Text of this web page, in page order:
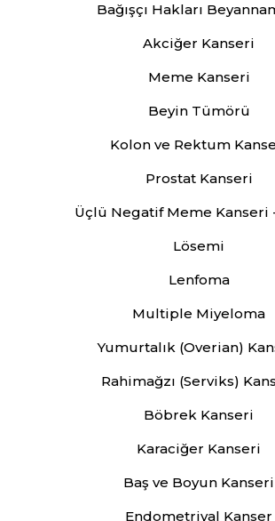
Bağışçı Hakları
Akciğer Kanseri
Meme Kanseri
Beyin Tümörü
Kolon ve Rektum
Prostat Kanseri
Üçlü Negatif Meme Kanseri
Lösemi
Lenfoma
Multiple Miyeloma
Yumurtalık (Overian)
Rahimağzı (Serviks)
Böbrek Kanseri
Karaciğer Kanseri
Baş ve Boyun Kanseri
Endometriyal Kanser